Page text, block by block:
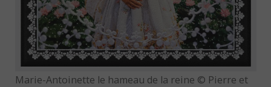
Marie-Antoinette le hameau de la reine © Pierre et